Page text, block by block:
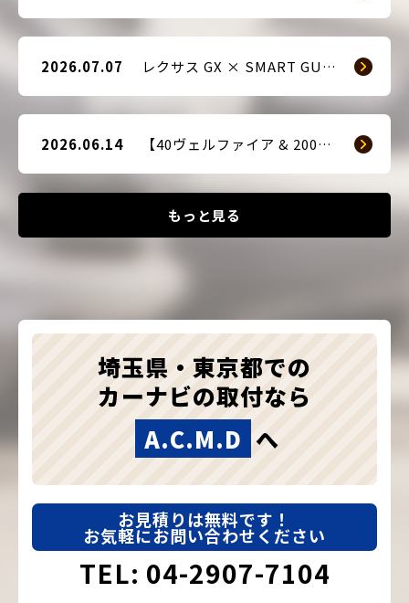
もっと見る
2026.07.07 レクサス GX × SMART GUARD3 持ち込み取付
2026.06.14 【40ヴェルファイア & 200系ハイエース(9型) 新車2台へ SMART GUARD3取付】
埼玉県・東京都での
カーナビの取付なら
A.C.M.D へ
お見積りは無料です！
お気軽にお問い合わせください
TEL: 04-2907-7104